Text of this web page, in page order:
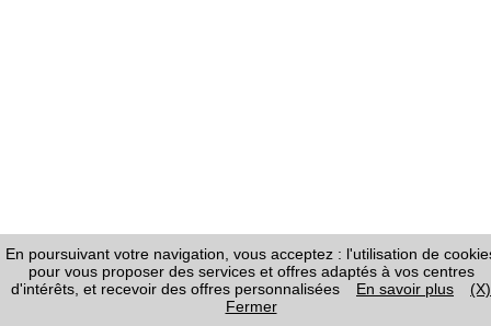
En poursuivant votre navigation, vous acceptez : l'utilisation de
pour vous proposer des services et offres adaptés à vos centres
d'intérêts, et recevoir des offres personnalisées
En savoir plus
(X)
Fermer